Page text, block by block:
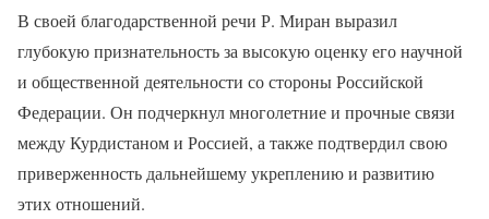
В своей благодарственной речи Р. Миран выразил
глубокую признательность за высокую оценку его научной
и общественной деятельности со стороны Российской
Федерации. Он подчеркнул многолетние и прочные связи
между Курдистаном и Россией, а также подтвердил свою
приверженность дальнейшему укреплению и развитию
этих отношений.